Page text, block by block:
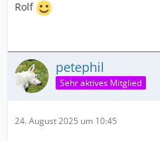
Rolf
petephil
Sehr aktives Mitglied
24. August 2025 um 10:45